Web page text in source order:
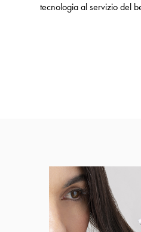
tecnologia al servizio del